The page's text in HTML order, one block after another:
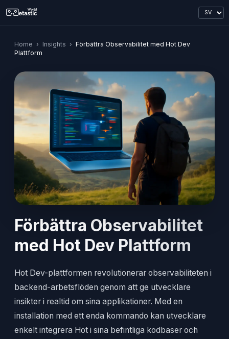
Home › Insights › Förbättra Observabilitet med Hot Dev
Plattform
Förbättra Observabilitet
med Hot Dev Plattform
Hot Dev-plattformen revolutionerar observabiliteten i
backend-arbetsflöden genom att ge utvecklare
insikter i realtid om sina applikationer. Med en
installation med ett enda kommando kan utvecklare
enkelt integrera Hot i sina befintliga kodbaser och